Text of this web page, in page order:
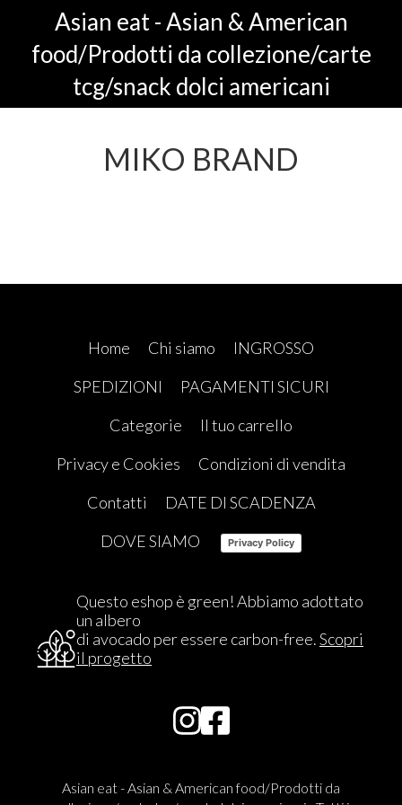
Asian eat - Asian & American
food/Prodotti da collezione/carte
tcg/snack dolci americani
MIKO BRAND
Home Chi siamo
INGROSSO
SPEDIZIONI
PAGAMENTI SICURI
Categorie
Il tuo carrello
Privacy e Cookies
Condizioni di vendita
Contatti
DATE DI SCADENZA
DOVE SIAMO
Privacy Policy
Questo eshop è green! Abbiamo adottato
un albero
di avocado per essere carbon-free.Scopri
il progetto
Asian eat - Asian & American food/Prodotti da